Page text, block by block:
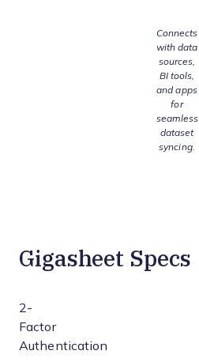
Connects
with data
sources,
BI tools,
and apps
for
seamless
dataset
syncing.
Gigasheet Specs
2-
Factor
Authentication